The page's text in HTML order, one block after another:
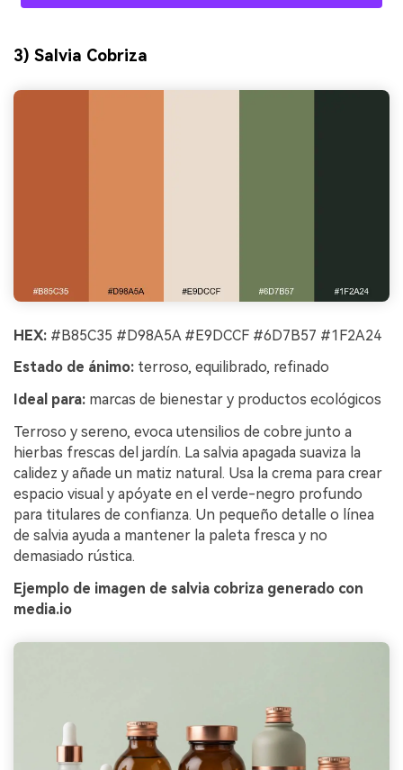
3) Salvia Cobriza
HEX: #B85C35 #D98A5A #E9DCCF #6D7B57 #1F2A24
Estado de ánimo: terroso, equilibrado, refinado
Ideal para: marcas de bienestar y productos ecológicos
Terroso y sereno, evoca utensilios de cobre junto a
hierbas frescas del jardín. La salvia apagada suaviza la
calidez y añade un matiz natural. Usa la crema para crear
espacio visual y apóyate en el verde-negro profundo
para titulares de confianza. Un pequeño detalle o línea
de salvia ayuda a mantener la paleta fresca y no
demasiado rústica.
Ejemplo de imagen de salvia cobriza generado con
media.io